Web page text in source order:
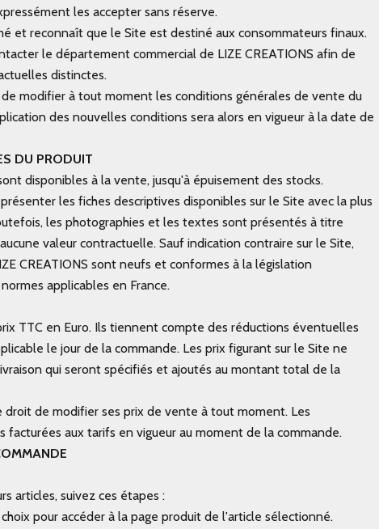
les accepter sans réserve.
et reconnaît que le Site est destiné aux consommateurs finaux.
le département commercial de LIZE CREATIONS afin de
distinctes.
modifier à tout moment les conditions générales de vente du
des nouvelles conditions sera alors en vigueur à la date de
DU PRODUIT
disponibles à la vente, jusqu'à épuisement des stocks.
les fiches descriptives disponibles sur le Site avec la plus
les photographies et les textes sont présentés à titre
valeur contractuelle. Sauf indication contraire sur le Site,
CREATIONS sont neufs et conformes à la législation
applicables en France.
TTC en Euro. Ils tiennent compte des réductions éventuelles
le jour de la commande. Les prix figurant sur le Site ne
qui seront spécifiés et ajoutés au montant total de la
droit de modifier ses prix de vente à tout moment. Les
facturées aux tarifs en vigueur au moment de la commande.
articles, suivez ces étapes :
pour accéder à la page produit de l'article sélectionné.